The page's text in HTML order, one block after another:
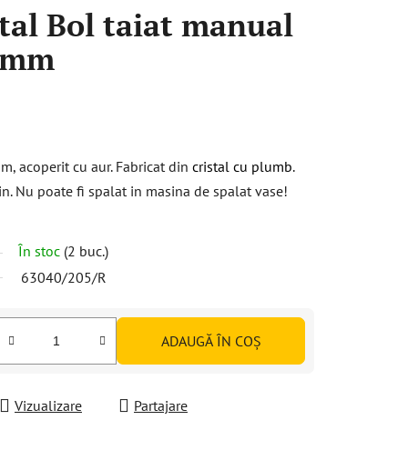
Bol taiat manual
acoperit cu aur. Fabricat din cristal cu plumb.
Nu poate fi spalat in masina de spalat vase!
În stoc (2 buc.)
63040/205/R
ADAUGĂ ÎN COŞ
Vizualizare Partajare